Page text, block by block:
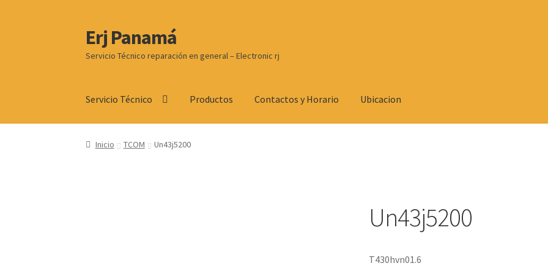
Ir
a
la
Ir
al
contenido
Erj Panamá
Servicio Técnico reparación en general – Electronic rj
Servicio Técnico Productos Contactos y Horario Ubicacion
Inicio TCOM Un43j5200
Un43j5200
T430hvn01.6